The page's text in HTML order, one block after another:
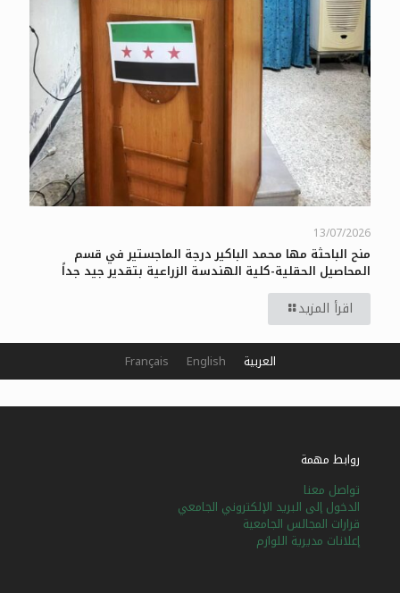
13/07/2026
منح الباحثة مها محمد الباكير درجة الماجستير في قسم
المحاصيل الحقلية-كلية الهندسة الزراعية بتقدير جيد جداً
اقرأ المزيد
روابط مهمة
تواصل معنا
الدخول إلى البريد الإلكتروني الجامعي
قرارات المجالس الجامعية
إعلانات مديرية اللوازم
العربية English
Français